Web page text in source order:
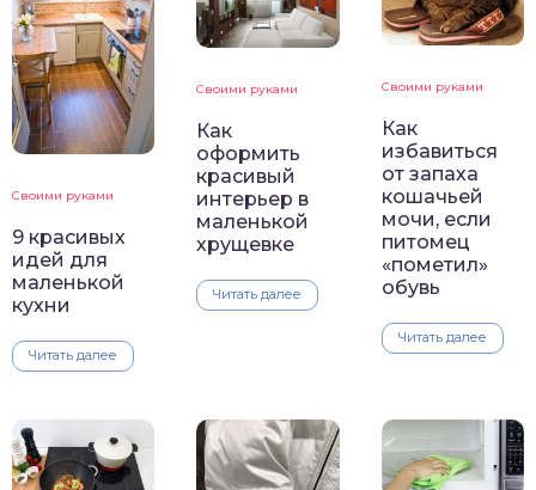
Своими руками
9 красивых
идей для
маленькой
кухни
Читать далее
Своими руками
Как
оформить
красивый
интерьер в
маленькой
хрущевке
Читать далее
Своими руками
Как
избавиться
от запаха
кошачьей
мочи, если
питомец
«пометил»
обувь
Читать далее